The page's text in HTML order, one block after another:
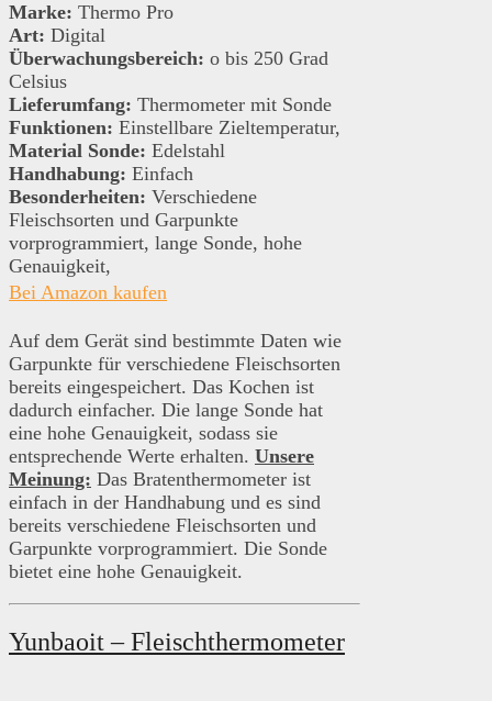
Marke: Thermo Pro
Art: Digital
Überwachungsbereich: o bis 250 Grad
Celsius
Lieferumfang: Thermometer mit Sonde
Funktionen: Einstellbare Zieltemperatur,
Material Sonde: Edelstahl
Handhabung: Einfach
Besonderheiten: Verschiedene
Fleischsorten und Garpunkte
vorprogrammiert, lange Sonde, hohe
Genauigkeit,
Bei Amazon kaufen
Auf dem Gerät sind bestimmte Daten wie
Garpunkte für verschiedene Fleischsorten
bereits eingespeichert. Das Kochen ist
dadurch einfacher. Die lange Sonde hat
eine hohe Genauigkeit, sodass sie
entsprechende Werte erhalten. Unsere
Meinung: Das Bratenthermometer ist
einfach in der Handhabung und es sind
bereits verschiedene Fleischsorten und
Garpunkte vorprogrammiert. Die Sonde
bietet eine hohe Genauigkeit.
Yunbaoit – Fleischthermometer